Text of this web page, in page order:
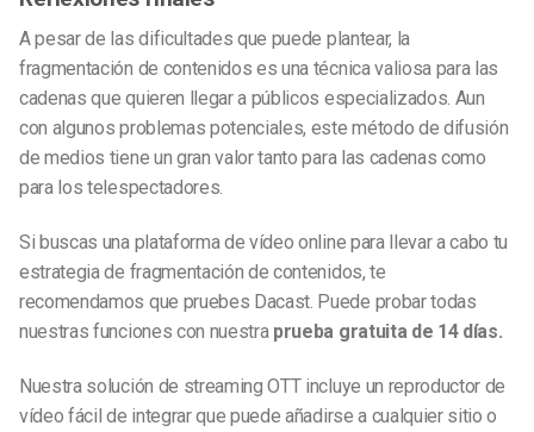
A pesar de las dificultades que puede plantear, la
fragmentación de contenidos es una técnica valiosa para las
cadenas que quieren llegar a públicos especializados. Aun
con algunos problemas potenciales, este método de difusión
de medios tiene un gran valor tanto para las cadenas como
para los telespectadores.
Si buscas una plataforma de vídeo online para llevar a cabo tu
estrategia de fragmentación de contenidos, te
recomendamos que pruebes Dacast. Puede probar todas
nuestras funciones con nuestra prueba gratuita de 14 días.
Nuestra solución de streaming OTT incluye un reproductor de
vídeo fácil de integrar que puede añadirse a cualquier sitio o